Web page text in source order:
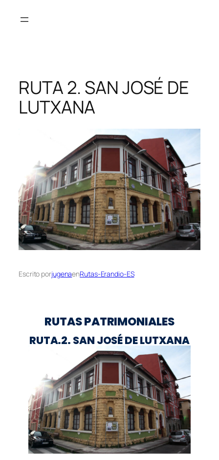
RUTA 2. SAN JOSÉ DE
LUTXANA
Escrito porjugenaenRutas-Erandio-ES
RUTAS PATRIMONIALES
RUTA.2. SAN JOSÉ DE LUTXANA